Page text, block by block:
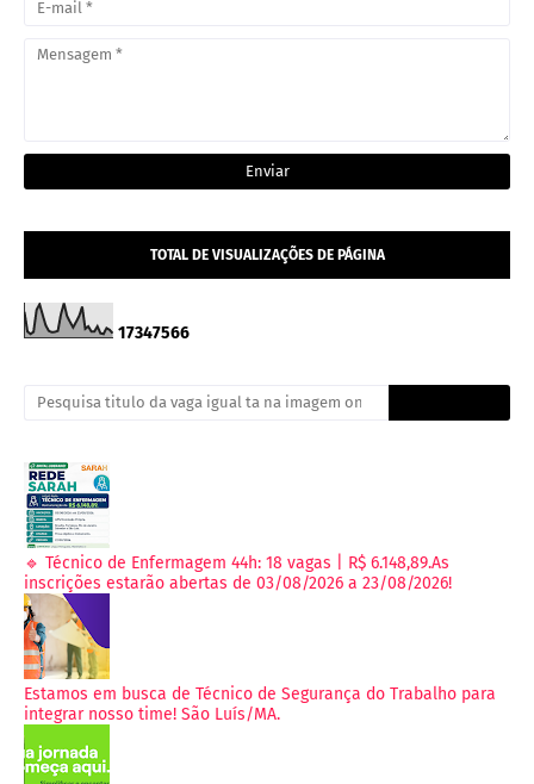
TOTAL DE VISUALIZAÇÕES DE PÁGINA
17347566
🔹 Técnico de Enfermagem 44h: 18 vagas | R$ 6.148,89.As
inscrições estarão abertas de 03/08/2026 a 23/08/2026!
Estamos em busca de Técnico de Segurança do Trabalho para
integrar nosso time! São Luís/MA.